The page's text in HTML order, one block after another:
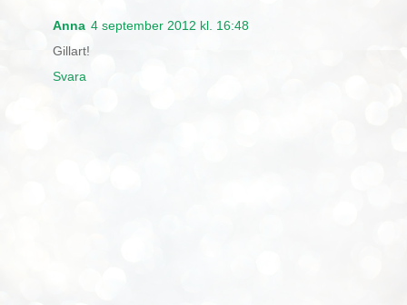
Anna 4 september 2012 kl. 16:48
Gillart!
Svara